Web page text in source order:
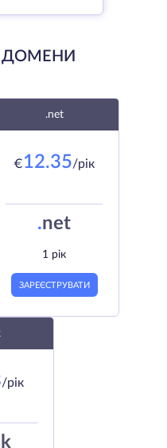
ДОМЕНИ
.net
€12.35/рік
.net
1 рік
ЗАРЕЄСТРУВАТИ
/рік